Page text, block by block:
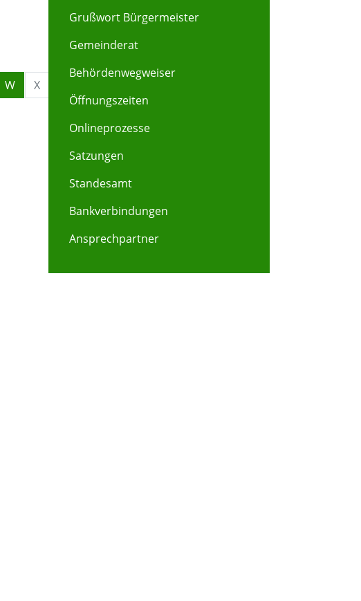
W X
Grußwort Bürgermeister
Gemeinderat
Behördenwegweiser
Öffnungszeiten
Onlineprozesse
Satzungen
Standesamt
Bankverbindungen
Ansprechpartner